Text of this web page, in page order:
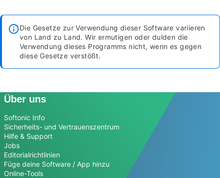
Die Gesetze zur Verwendung dieser Software variieren
von Land zu Land. Wir ermutigen oder dulden die
Verwendung dieses Programms nicht, wenn es gegen
diese Gesetze verstößt.
Über uns
Softonic Info
Sicherheits- und Vertrauenszentrum
Hilfe & Support
Jobs
Editorialrichtlinien
Füge deine Software / App hinzu
Online-Tools